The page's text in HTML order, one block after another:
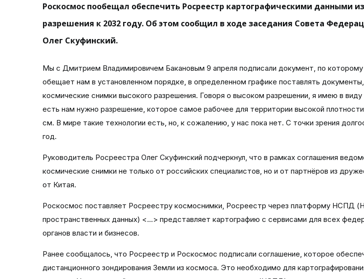
Роскосмос пообещал обеспечить Росреестр картографическими данными
разрешения к 2032 году. Об этом сообщил в ходе заседания Совета
Олег Скуфинский.
Мы с Дмитрием Владимировичем Бакановым 9 апреля подписали документ, по которому
обещает нам в установленном порядке, в определенном графике поставлять
космические снимки высокого разрешения. Говоря о высоком разрешении, я имею в
есть нам нужно разрешение, которое самое рабочее для территории высокой
см. В мире такие технологии есть, но, к сожалению, у нас пока нет. С точки зрения
год.
Руководитель Росреестра Олег Скуфинский подчеркнул, что в рамках соглашения
космические снимки не только от российских специалистов, но и от партнёров из
от Китая.
Роскосмос поставляет Росреестру космоснимки, Росреестр через платформу НСПД
пространственных данных) <...> представляет картографию с сервисами для всех
органов власти и бизнесов.
Ранее сообщалось, что Росреестр и Роскосмос подписали соглашение, которое
дистанционного зондирования Земли из космоса. Это необходимо для